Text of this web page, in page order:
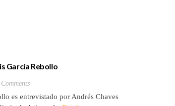
García Rebollo
es entrevistado por Andrés Chaves